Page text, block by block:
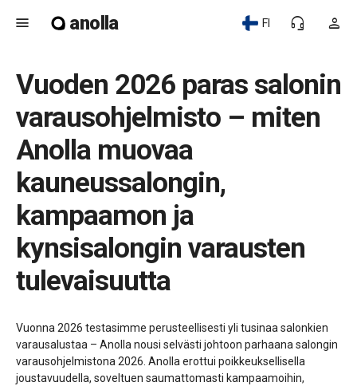
menu anolla person
headset_mic
FI
Vuoden 2026 paras salonin
varausohjelmisto – miten
Anolla muovaa
kauneussalongin,
kampaamon ja
kynsisalongin varausten
tulevaisuutta
Vuonna 2026 testasimme perusteellisesti yli tusinaa salonkien
varausalustaa – Anolla nousi selvästi johtoon parhaana salongin
varausohjelmistona 2026. Anolla erottui poikkeuksellisella
joustavuudella, soveltuen saumattomasti kampaamoihin,